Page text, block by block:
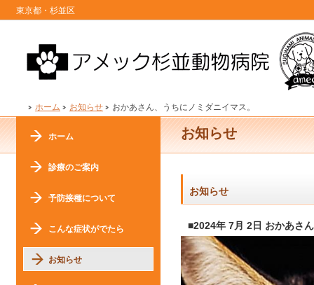
東京都・杉並区
ホーム お知らせ おかあさん、うちにノミダニイマス。
お知らせ
お知らせ
■2024年 7月 2日 おかあさ
ホーム
診療のご案内
予防接種について
こんな症状がでたら
お知らせ